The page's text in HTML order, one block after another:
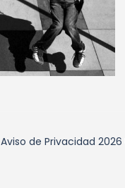
Aviso de Privacidad 2026